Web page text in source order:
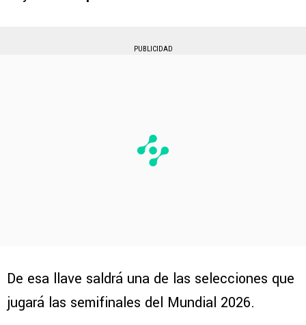
PUBLICIDAD
De esa llave saldrá una de las selecciones que
jugará las semifinales del Mundial 2026.